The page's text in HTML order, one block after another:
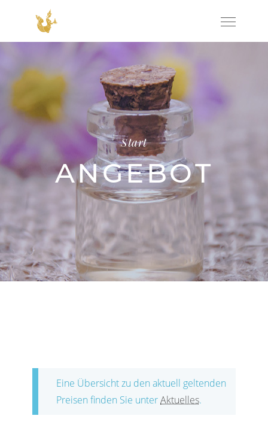
Start
ANGEBOT
Eine Übersicht zu den aktuell geltenden
Preisen finden Sie unterAktuelles.